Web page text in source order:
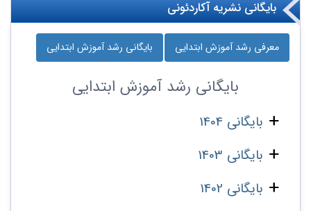
بایگانی نشریه آکاردئونی
معرفی رشد آموزش ابتدایی بایگانی رشد آموزش ابتدایی
بایگانی رشد آموزش ابتدایی
بایگانی 1404
بایگانی 1403
بایگانی 1402